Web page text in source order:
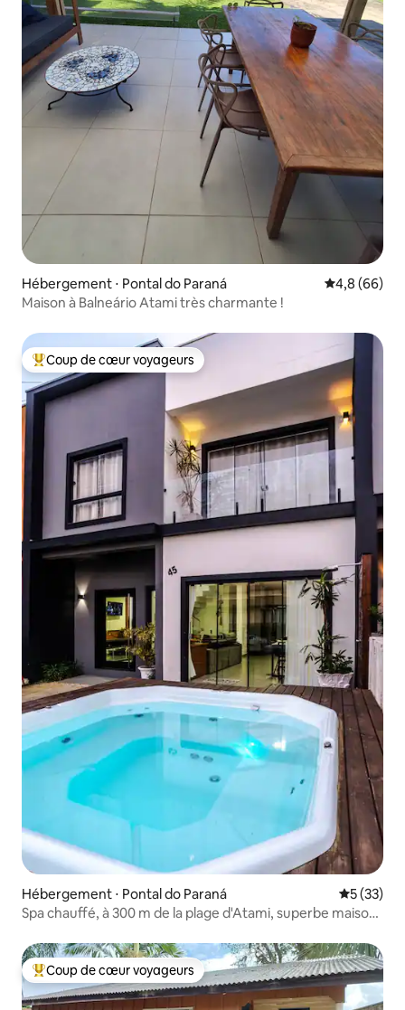
Hébergement ⋅ Pontal do Paraná Évaluation
4,8 (66)
Maison à Balneário Atami très charmante !
Coups de cœur voyageurs les plus appréciés
Coup de cœur voyageurs
Hébergement ⋅ Pontal do Paraná
5 (33)
Spa chauffé, à 300 m de la plage d'Atami, superbe maison
Coups de cœur voyageurs les plus appréciés
Coup de cœur voyageurs